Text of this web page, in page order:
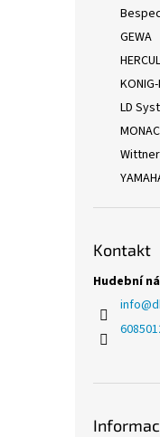
GEWA
KONIG-
LD
Wittner
Kontakt
Hudební
info@